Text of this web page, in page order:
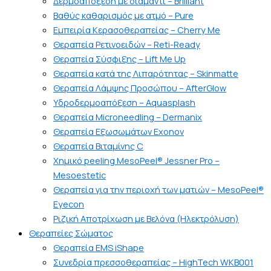
Βαθύς καθαρισμός με ατμό – Pure
Εμπειρία Κερασοθεραπείας – Cherry Me
Θεραπεία Ρετινοειδών – Reti-Ready
Θεραπεία Σύσφιξης – Lift Me Up
Θεραπεία κατά της Λιπαρότητας – Skinmatte
Θεραπεία Λάμψης Προσώπου – AfterGlow
Υδροδερμοαπόξεση – Aquasplash
Θεραπεία Microneedling – Dermanix
Θεραπεία Εξωσωμάτων Exonov
Θεραπεία Βιταμίνης C
Χημικό peeling MesoPeel® Jessner Pro –
Mesoestetic
Θεραπεία για την περιοχή των ματιών – MesoPeel®
Eyecon
Ριζική Αποτρίχωση με Βελόνα (Ηλεκτρόλυση)
Θεραπείες Σώματος
Θεραπεία EMS iShape
Συνεδρία πρεσσοθεραπείας – HighTech WKB001